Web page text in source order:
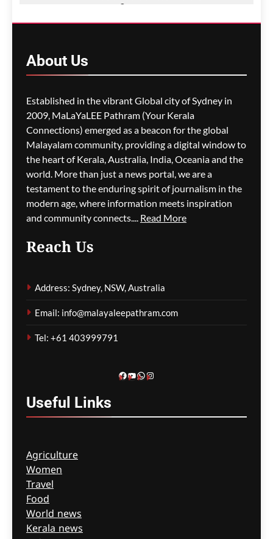
ഇരട്ടിയാകും; ആഗോള
ഗീത ദാസ്‌ 6 days ago 0
വേരുകളും ചിറകുകളും
ഗീത ദാസ്‌ 1 week ago 0
ഗീത ദാസ്‌ 1 week ago
About Us
Established in the vibrant Global city of Sydney in
2009, MaLaYaLEE Pathram (Your Kerala
Connections) emerged as a beacon for the global
Malayalam community, providing a digital window to
the heart of Kerala, Australia, India, Oceania and the
world. More than just a news portal, we are a
testament to the enduring spirit of journalism in the
modern age, where information meets inspiration
and community connects.... Read More
Reach Us
Address: Sydney, NSW, Australia
Email: info@malayaleepathram.com
Tel: +61 403999791
Facebook
YouTube
WhatsApp
Instagram
Useful Links
Agriculture
Women
Travel
Food
World news
Kerala news